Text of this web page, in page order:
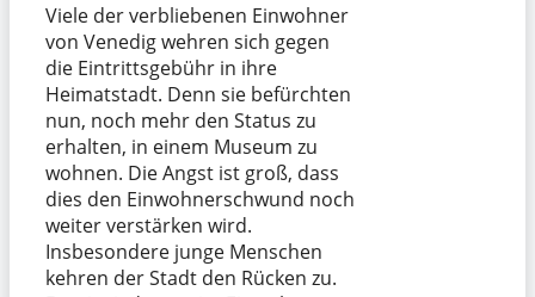
Viele der verbliebenen Einwohner
von Venedig wehren sich gegen
die Eintrittsgebühr in ihre
Heimatstadt. Denn sie befürchten
nun, noch mehr den Status zu
erhalten, in einem Museum zu
wohnen. Die Angst ist groß, dass
dies den Einwohnerschwund noch
weiter verstärken wird.
Insbesondere junge Menschen
kehren der Stadt den Rücken zu.